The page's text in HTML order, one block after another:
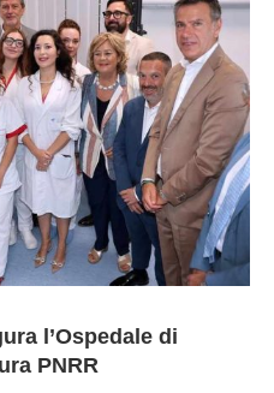
l’Ospedale di
PNRR